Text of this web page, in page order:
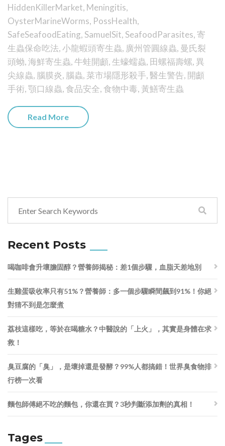
HiddenKillerMarket, Meningitis,
OysterMarineWorms, PossHealth,
SafeSeafoodEating, SamuelSit, SeafoodParasites, 寄
生蟲保命吃法,小龍蝦頭寄生蟲, 廣州管圓線蟲, 曼氏裂
頭蚴, 海鮮寄生蟲,牛蛙開顱, 生蠔蠕蟲, 田螺福壽螺,異
尖線蟲, 腦膜炎, 腦蟲, 菜市場隱形殺手, 醫生警告, 開顱
手術,顎口線蟲,食品安全,食物中毒, 黃鱔寄生蟲
Read More
Recent Posts
喝咖啡會升壞膽固醇？營養師揭秘：差1個步驟，血脂天差地別
生雞蛋吸收率只有51%？營養師：多一個步驟瞬間飆到91%！你絕
對猜不到是怎麼煮
荔枝這樣吃，等於在喝糖水？中醫說的「上火」，其實是身體在求
救！
臭豆腐的「臭」，是壞掉還是發酵？99%人都搞錯！世界臭食物排
行榜一次看
麵包師傅絕不吃的麵包，你還在買？3秒判斷添加劑的真相！
Tages